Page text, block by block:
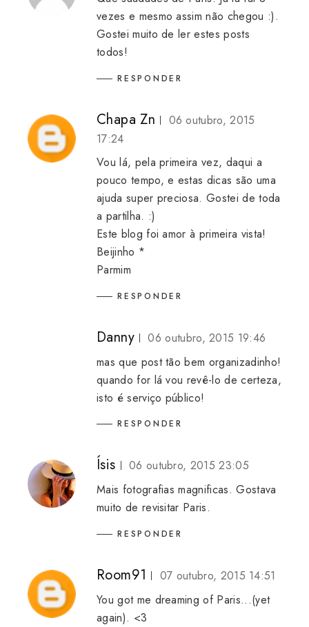
vezes e mesmo assim não chegou :).
Gostei muito de ler estes posts
todos!
RESPONDER
Chapa Zn
06 outubro, 2015
17:24
Vou lá, pela primeira vez, daqui a
pouco tempo, e estas dicas são uma
ajuda super preciosa. Gostei de toda
a partilha. :)
Este blog foi amor à primeira vista!
Beijinho *
Parmim
RESPONDER
Danny
06 outubro, 2015 19:46
mas que post tão bem organizadinho!
quando for lá vou revê-lo de certeza,
isto é serviço público!
RESPONDER
Ísis
06 outubro, 2015 23:05
Mais fotografias magnificas. Gostava
muito de revisitar Paris.
RESPONDER
Room91
07 outubro, 2015 14:51
You got me dreaming of Paris...(yet
again). <3